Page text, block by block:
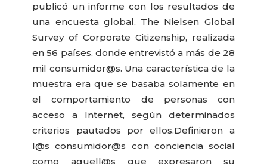
publicó un informe con los resultados de
una encuesta global, The Nielsen Global
Survey of Corporate Citizenship, realizada
en 56 países, donde entrevistó a más de 28
mil consumidor@s. Una característica de la
muestra era que se basaba solamente en
el comportamiento de personas con
acceso a Internet, según determinados
criterios pautados por ellos.Definieron a
l@s consumidor@s con conciencia social
como aquell@s que expresaron su